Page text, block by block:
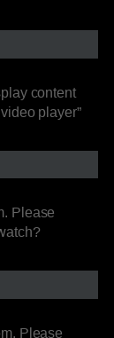
content
player”
Please
Please